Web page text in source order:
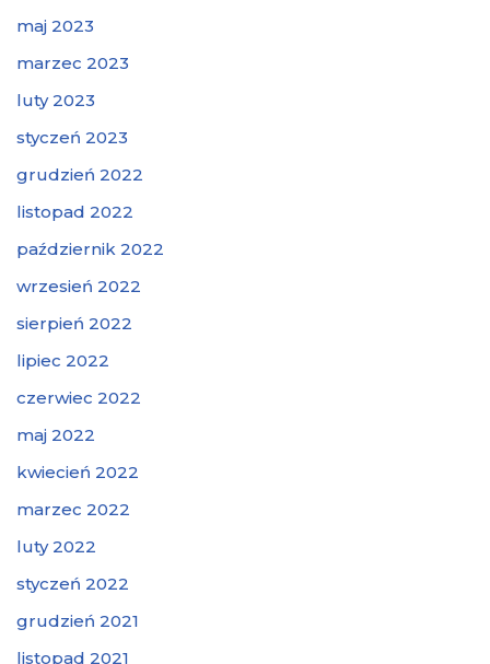
maj 2023
marzec 2023
luty 2023
styczeń 2023
grudzień 2022
listopad 2022
październik 2022
wrzesień 2022
sierpień 2022
lipiec 2022
czerwiec 2022
maj 2022
kwiecień 2022
marzec 2022
luty 2022
styczeń 2022
grudzień 2021
listopad 2021